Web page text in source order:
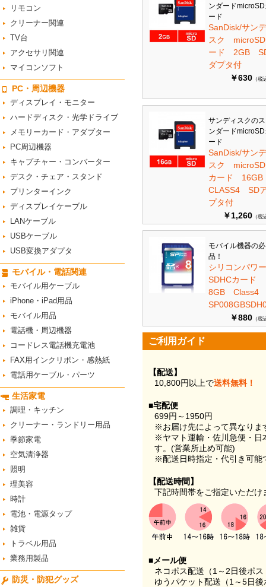
リモコン
クリーナー関連
TV台
アクセサリ関連
マイコンソフト
PC・周辺機器
ディスプレイ・モニター
ハードディスク・光学ドライブ
メモリーカード・アダプター
PC周辺機器
キャプチャー・コンバーター
デスク・チェア・スタンド
プリンターインク
ディスプレイケーブル
LANケーブル
USBケーブル
USB変換アダプタ
モバイル・電話関連
モバイル用ケーブル
iPhone・iPad用品
モバイル用品
電話機・周辺機器
コードレス電話機充電池
FAX用インクリボン・感熱紙
電話用ケーブル・パーツ
生活家電
調理・キッチン
クリーナー・ランドリー用品
季節家電
空気清浄器
照明
理美容
時計
電池・電源タップ
雑貨
トラベル用品
業務用製品
防災・防犯グッズ
ンダード
ード
SanDisk/サン
スク
ード 2GB
ダプタ付
￥630 （税
サンディスクの
ンダード
ード
SanDisk/サン
スク
カード
CLASS4 SD
プタ付
￥1,260 （税
モバイル機器の
品！
シリコンパ
SDHCカード
8GB
￥880 （税
ご利用ガイド
【配送】
10,800円以上で送料無料！
■宅配便
699円～1950円
※お届け先によって異なりま
※ヤマト運輸・佐川急便・日
す。(営業所止め可能)
※配送日時指定・代引き可能
【配送時間】
下記時間帯をご指定いただけ
■メール便
ネコポス配送（1～2日後ポ
ゆうパケット配送（1～5日